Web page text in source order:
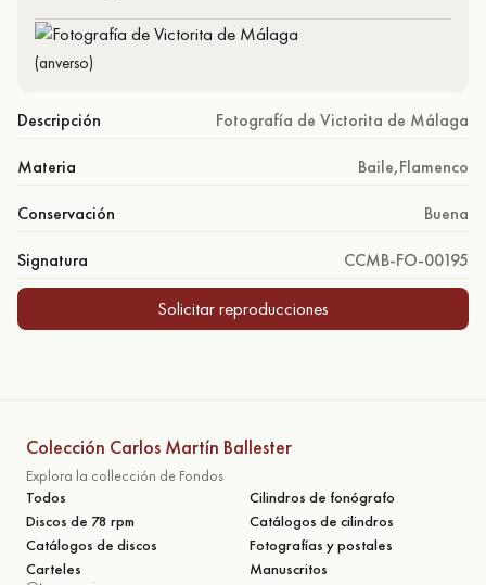
(anverso)
Descripción Fotografía de Victorita de Málaga
Materia Baile,Flamenco
Conservación Buena
Signatura CCMB-FO-00195
Solicitar reproducciones
Colección Carlos Martín Ballester
Explora la collección de Fondos
Todos
Cilindros de fonógrafo
Discos de 78 rpm
Catálogos de cilindros
Catálogos de discos
Fotografías y postales
Carteles
Manuscritos